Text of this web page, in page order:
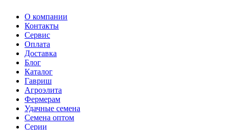
О компании
Контакты
Сервис
Оплата
Доставка
Блог
Каталог
Гавриш
Агроэлита
Фермерам
Удачные семена
Семена оптом
Серии